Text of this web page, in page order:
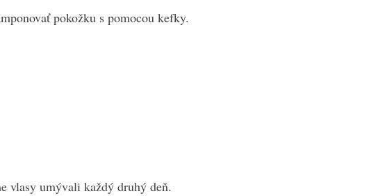
pokožku s pomocou kefky.
vlasy umývali každý druhý deň.